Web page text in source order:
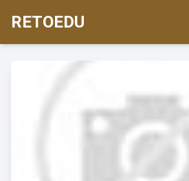
RETOEDU